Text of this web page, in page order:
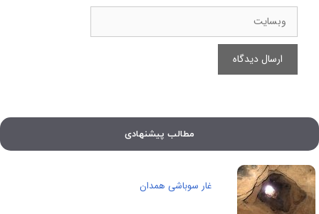
وبسایت
مطالب پیشنهادی
غار سوباشی همدان